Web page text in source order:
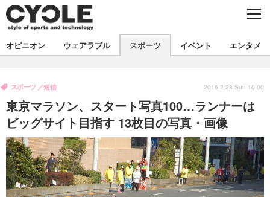
C
E
製品/用品
衣類
飲食
バックナンバー
コラム
インプレ
ボイス
デバイス
ビジネス
国内
海外
スポーツ
短信
まとめ
選手
写真
動画
イベント
試乗会
スポーツ
ツアー
文化
エンタメ
芸能
出版／映画
ライフ
オピニオン ウェアラブル スポーツ イベント エンタメ
東京マラソン、スタート写真100…ランナーは
ビッグサイト目指す 13枚目の写真・画像
スポーツ 短信 2016.2.28 Sun 10:00